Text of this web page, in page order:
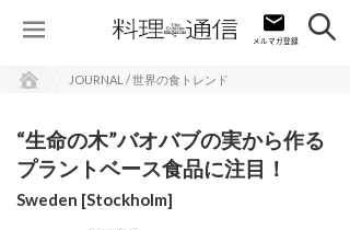
JOURNAL / 世界の食トレンド
“生命の木”バオバブの実から作る
プラントベース食品に注目！
Sweden [Stockholm]